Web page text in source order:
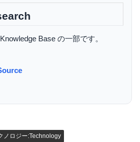
Base の一部です。
ノロジー:Technology